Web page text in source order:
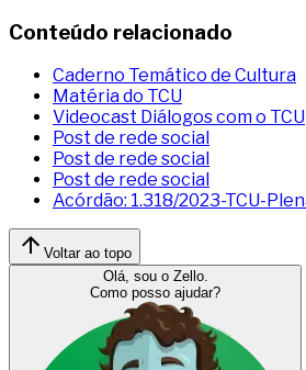
Conteúdo relacionado
Caderno Temático de Cultura
Matéria do TCU
Videocast Diálogos com o TCU
Post de rede social
Post de rede social
Post de rede social
Acórdão: 1.318/2023-TCU-
Voltar ao topo
Olá, sou o Zello.
Como posso ajudar?